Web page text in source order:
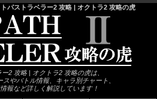
パストラベラー2 攻略 | オクトラ2 攻略の虎
2 攻略 | オクトラ2 攻略の虎は、
やバトル情報、キャラ別チャート、
報など詳しく解説しています！